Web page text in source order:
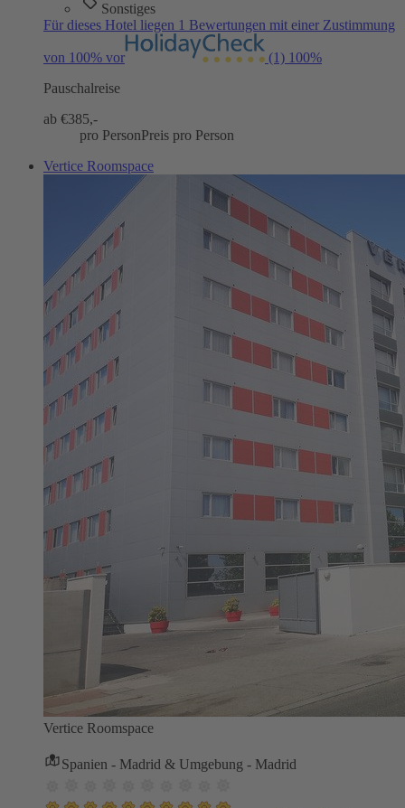
Sonstiges
Für dieses Hotel liegen 1 Bewertungen mit einer Zustimmung
von 100% vor (1) 100%
Pauschalreise
ab €385,-
pro PersonPreis pro Person
Vertice Roomspace
Vertice Roomspace
Spanien - Madrid & Umgebung - Madrid